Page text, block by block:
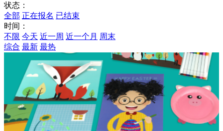
状态：
全部 正在报名 已结束
时间：
不限 今天 近一周 近一个月 周末
综合 最新 最热